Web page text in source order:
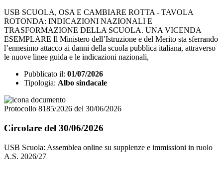
USB SCUOLA, OSA E CAMBIARE ROTTA - TAVOLA
ROTONDA: INDICAZIONI NAZIONALI E
TRASFORMAZIONE DELLA SCUOLA. UNA VICENDA
ESEMPLARE Il Ministero dell’Istruzione e del Merito sta sferrando
l’ennesimo attacco ai danni della scuola pubblica italiana, attraverso
le nuove linee guida e le indicazioni nazionali,
Pubblicato il: 01/07/2026
Tipologia: Albo sindacale
Protocollo 8185/2026 del 30/06/2026
Circolare del 30/06/2026
USB Scuola: Assemblea online su supplenze e immissioni in ruolo
A.S. 2026/27